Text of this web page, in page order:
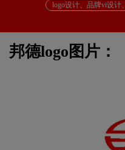
logo设计、品牌vi设计
邦德logo图片：